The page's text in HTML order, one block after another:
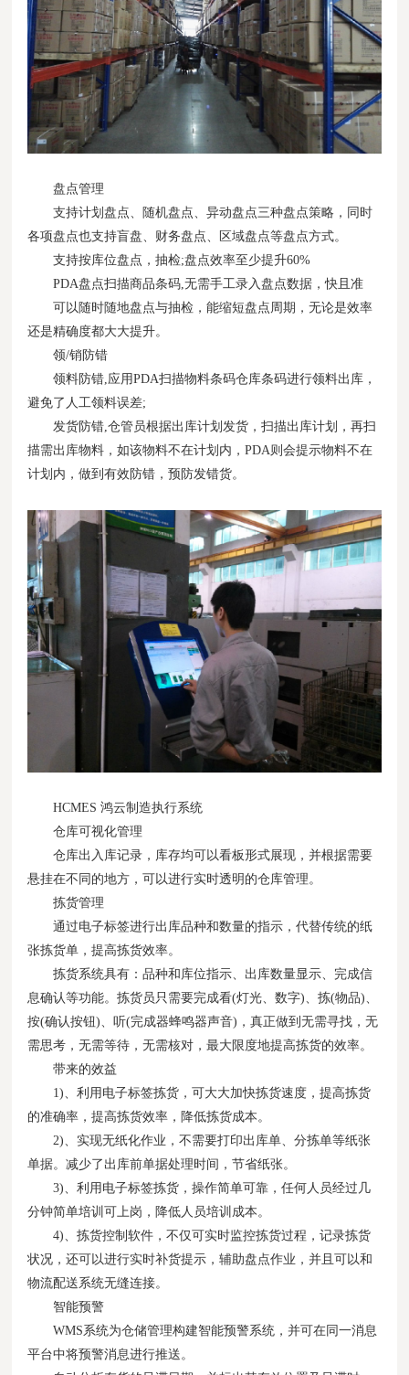
盘点管理
支持计划盘点、随机盘点、异动盘点三种盘点策略，同时
各项盘点也支持盲盘、财务盘点、区域盘点等盘点方式。
支持按库位盘点，抽检;盘点效率至少提升60%
PDA盘点扫描商品条码,无需手工录入盘点数据，快且准
可以随时随地盘点与抽检，能缩短盘点周期，无论是效率
还是精确度都大大提升。
领/销防错
领料防错,应用PDA扫描物料条码仓库条码进行领料出库，
避免了人工领料误差;
发货防错,仓管员根据出库计划发货，扫描出库计划，再扫
描需出库物料，如该物料不在计划内，PDA则会提示物料不在
计划内，做到有效防错，预防发错货。
HCMES 鸿云制造执行系统
仓库可视化管理
仓库出入库记录，库存均可以看板形式展现，并根据需要
悬挂在不同的地方，可以进行实时透明的仓库管理。
拣货管理
通过电子标签进行出库品种和数量的指示，代替传统的纸
张拣货单，提高拣货效率。
拣货系统具有：品种和库位指示、出库数量显示、完成信
息确认等功能。拣货员只需要完成看(灯光、数字)、拣(物品)、
按(确认按钮)、听(完成器蜂鸣器声音)，真正做到无需寻找，无
需思考，无需等待，无需核对，最大限度地提高拣货的效率。
带来的效益
1)、利用电子标签拣货，可大大加快拣货速度，提高拣货
的准确率，提高拣货效率，降低拣货成本。
2)、实现无纸化作业，不需要打印出库单、分拣单等纸张
单据。减少了出库前单据处理时间，节省纸张。
3)、利用电子标签拣货，操作简单可靠，任何人员经过几
分钟简单培训可上岗，降低人员培训成本。
4)、拣货控制软件，不仅可实时监控拣货过程，记录拣货
状况，还可以进行实时补货提示，辅助盘点作业，并且可以和
物流配送系统无缝连接。
智能预警
WMS系统为仓储管理构建智能预警系统，并可在同一消息
平台中将预警消息进行推送。